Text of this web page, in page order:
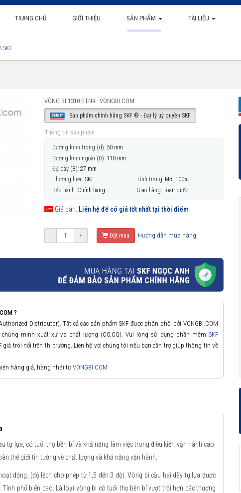
TRANG CHỦ GIỚI THIỆU SẢN PHẨM TÀI LIỆU
SKF
VÒNG BI 1310 ETN9 - VONGBI.COM
Sản phẩm chính hãng SKF ® - Đại lý uỷ quyền SKF
Thông tin sản phẩm
Đường kính trong (d): 50 mm
Đường kính ngoài (D): 110 mm
Độ dày (B): 27 mm
Thương hiệu: SKF Tình trạng: Mới 100%
Bảo hành: Chính hãng Giao hàng: Toàn quốc
Giá bán: Liên hệ để có giá tốt nhất tại thời điểm
- + Đặt mua Hướng dẫn mua hàng
?
Distributor). Tất cả các sản phẩm SKF được phân phối bởi VONGBI.COM
minh xuất xứ và chất lượng (CO,CQ). Vui lòng sử dụng phần mềm SKF
trôi nổi trên thị trường. Liên hệ với chúng tôi nếu bạn cần trợ giúp thông tin về
hàng giả, hàng nhái từ VONGBI.COM
tự lựa, có tuổi thọ bền bỉ và khả năng làm việc trong điều kiện vận hành cao.
thế giới tin tưởng về chất lượng và khả năng vận hành.
động. (độ lệch cho phép từ 1,5 đến 3 độ). Vòng bi cầu hai dãy tự lựa được
phổ biến cao. Là loại vòng bi có tuổi thọ bền bỉ vượt trội hơn các thương